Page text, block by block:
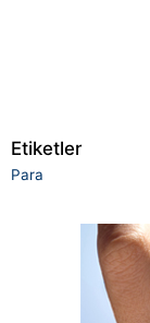
Etiketler
Para